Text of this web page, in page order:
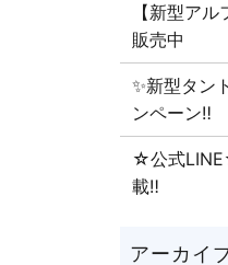
【新型ア
販売中
✨新型タン
ンペーン‼
☆公式
載‼